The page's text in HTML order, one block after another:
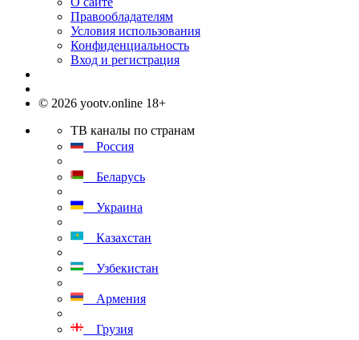
Правообладателям
Условия использования
Конфиденциальность
Вход и регистрация
© 2026 yootv.online 18+
ТВ каналы по странам
Россия
Беларусь
Украина
Казахстан
Узбекистан
Армения
Грузия